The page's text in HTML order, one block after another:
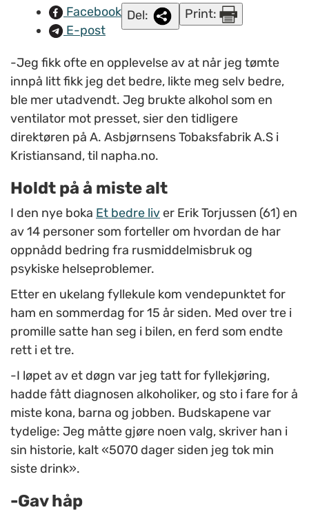
Facebook
E-post
Del: Print:
-Jeg fikk ofte en opplevelse av at når jeg tømte
innpå litt fikk jeg det bedre, likte meg selv bedre,
ble mer utadvendt. Jeg brukte alkohol som en
ventilator mot presset, sier den tidligere
direktøren på A. Asbjørnsens Tobaksfabrik A.S i
Kristiansand, til napha.no.
Holdt på å miste alt
I den nye boka Et bedre liv er Erik Torjussen (61) en
av 14 personer som forteller om hvordan de har
oppnådd bedring fra rusmiddelmisbruk og
psykiske helseproblemer.
Etter en ukelang fyllekule kom vendepunktet for
ham en sommerdag for 15 år siden. Med over tre i
promille satte han seg i bilen, en ferd som endte
rett i et tre.
-I løpet av et døgn var jeg tatt for fyllekjøring,
hadde fått diagnosen alkoholiker, og sto i fare for å
miste kona, barna og jobben. Budskapene var
tydelige: Jeg måtte gjøre noen valg, skriver han i
sin historie, kalt «5070 dager siden jeg tok min
siste drink».
-Gav håp